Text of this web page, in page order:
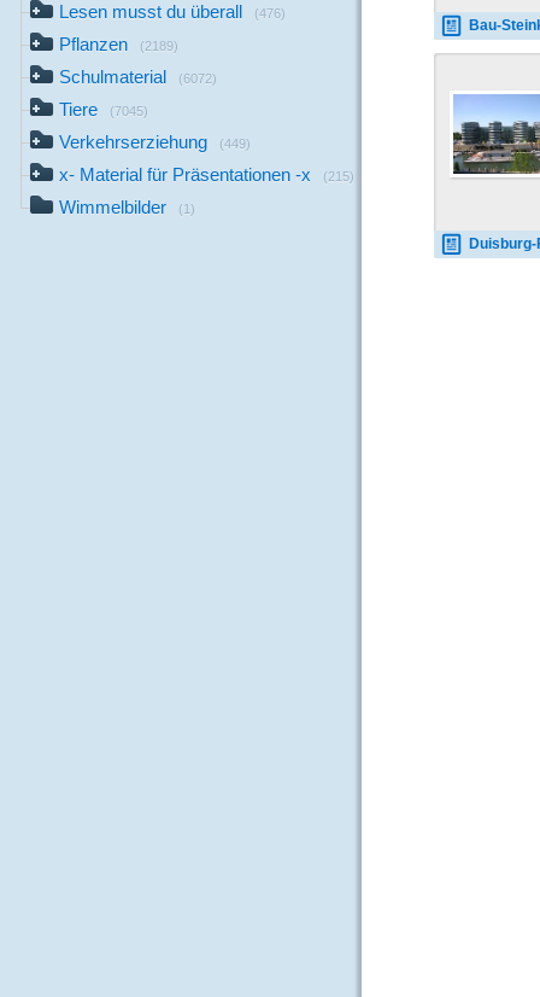
Lesen musst du überall (476)
Pflanzen (2189)
Schulmaterial (6072)
Tiere (7045)
Verkehrserziehung (449)
x- Material für Präsentationen -x (215)
Wimmelbilder (1)
Bau-
Duisburg-Five-